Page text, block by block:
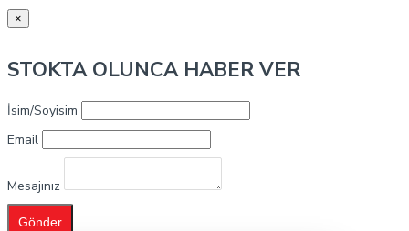
×
STOKTA OLUNCA HABER VER
İsim/Soyisim
Email
Mesajınız
Gönder